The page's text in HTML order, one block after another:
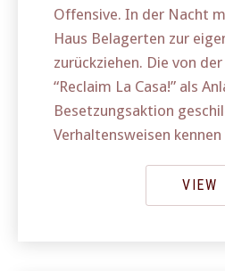
Offensive. In der Nacht
Haus Belagerten zur
zurückziehen. Die von
“Reclaim La Casa!” als
Besetzungsaktion
Verhaltensweisen
VIEW